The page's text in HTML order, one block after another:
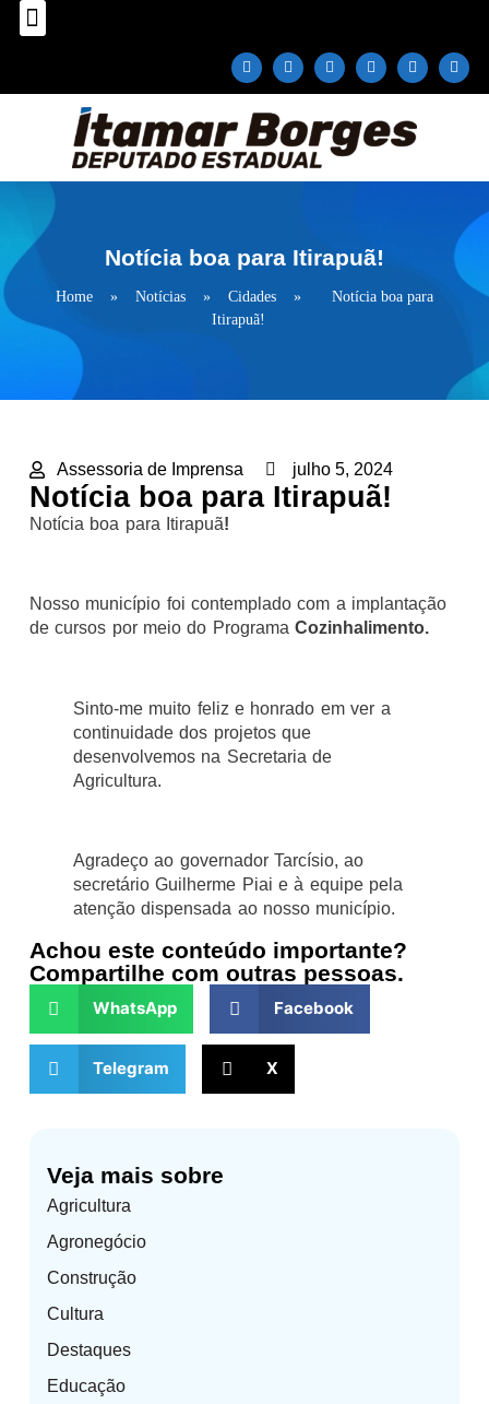
Notícia boa para Itirapuã!
Home » Notícias » Cidades »
Notícia boa para
Itirapuã!
Veja mais sobre
Agricultura
Agronegócio
Construção
Cultura
Destaques
Educação
Assessoria de Imprensa julho 5, 2024
Notícia boa para Itirapuã!
Notícia boa para Itirapuã!
Nosso município foi contemplado com a implantação
de cursos por meio do ProgramaCozinhalimento.
Sinto-me muito feliz e honrado em ver a
continuidade dos projetos que
desenvolvemos na Secretaria de
Agricultura.
Agradeço ao governador Tarcísio, ao
secretário Guilherme Piai e à equipe pela
atenção dispensada ao nosso município.
Achou este conteúdo importante?
Compartilhe com outras pessoas.
WhatsApp Facebook
Telegram X